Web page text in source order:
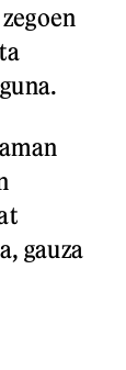
gauza